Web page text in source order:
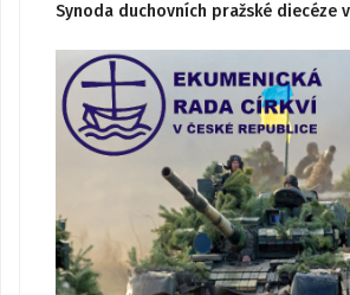
Synoda duchovních pražské diecéze